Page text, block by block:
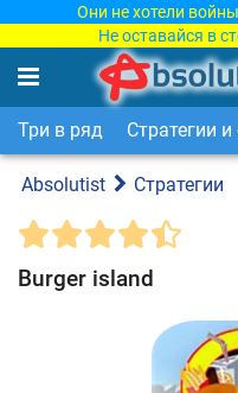
Они не хотели
Не оставайся в
Три в ряд Стратегии и
Absolutist Стратегии
Burger island